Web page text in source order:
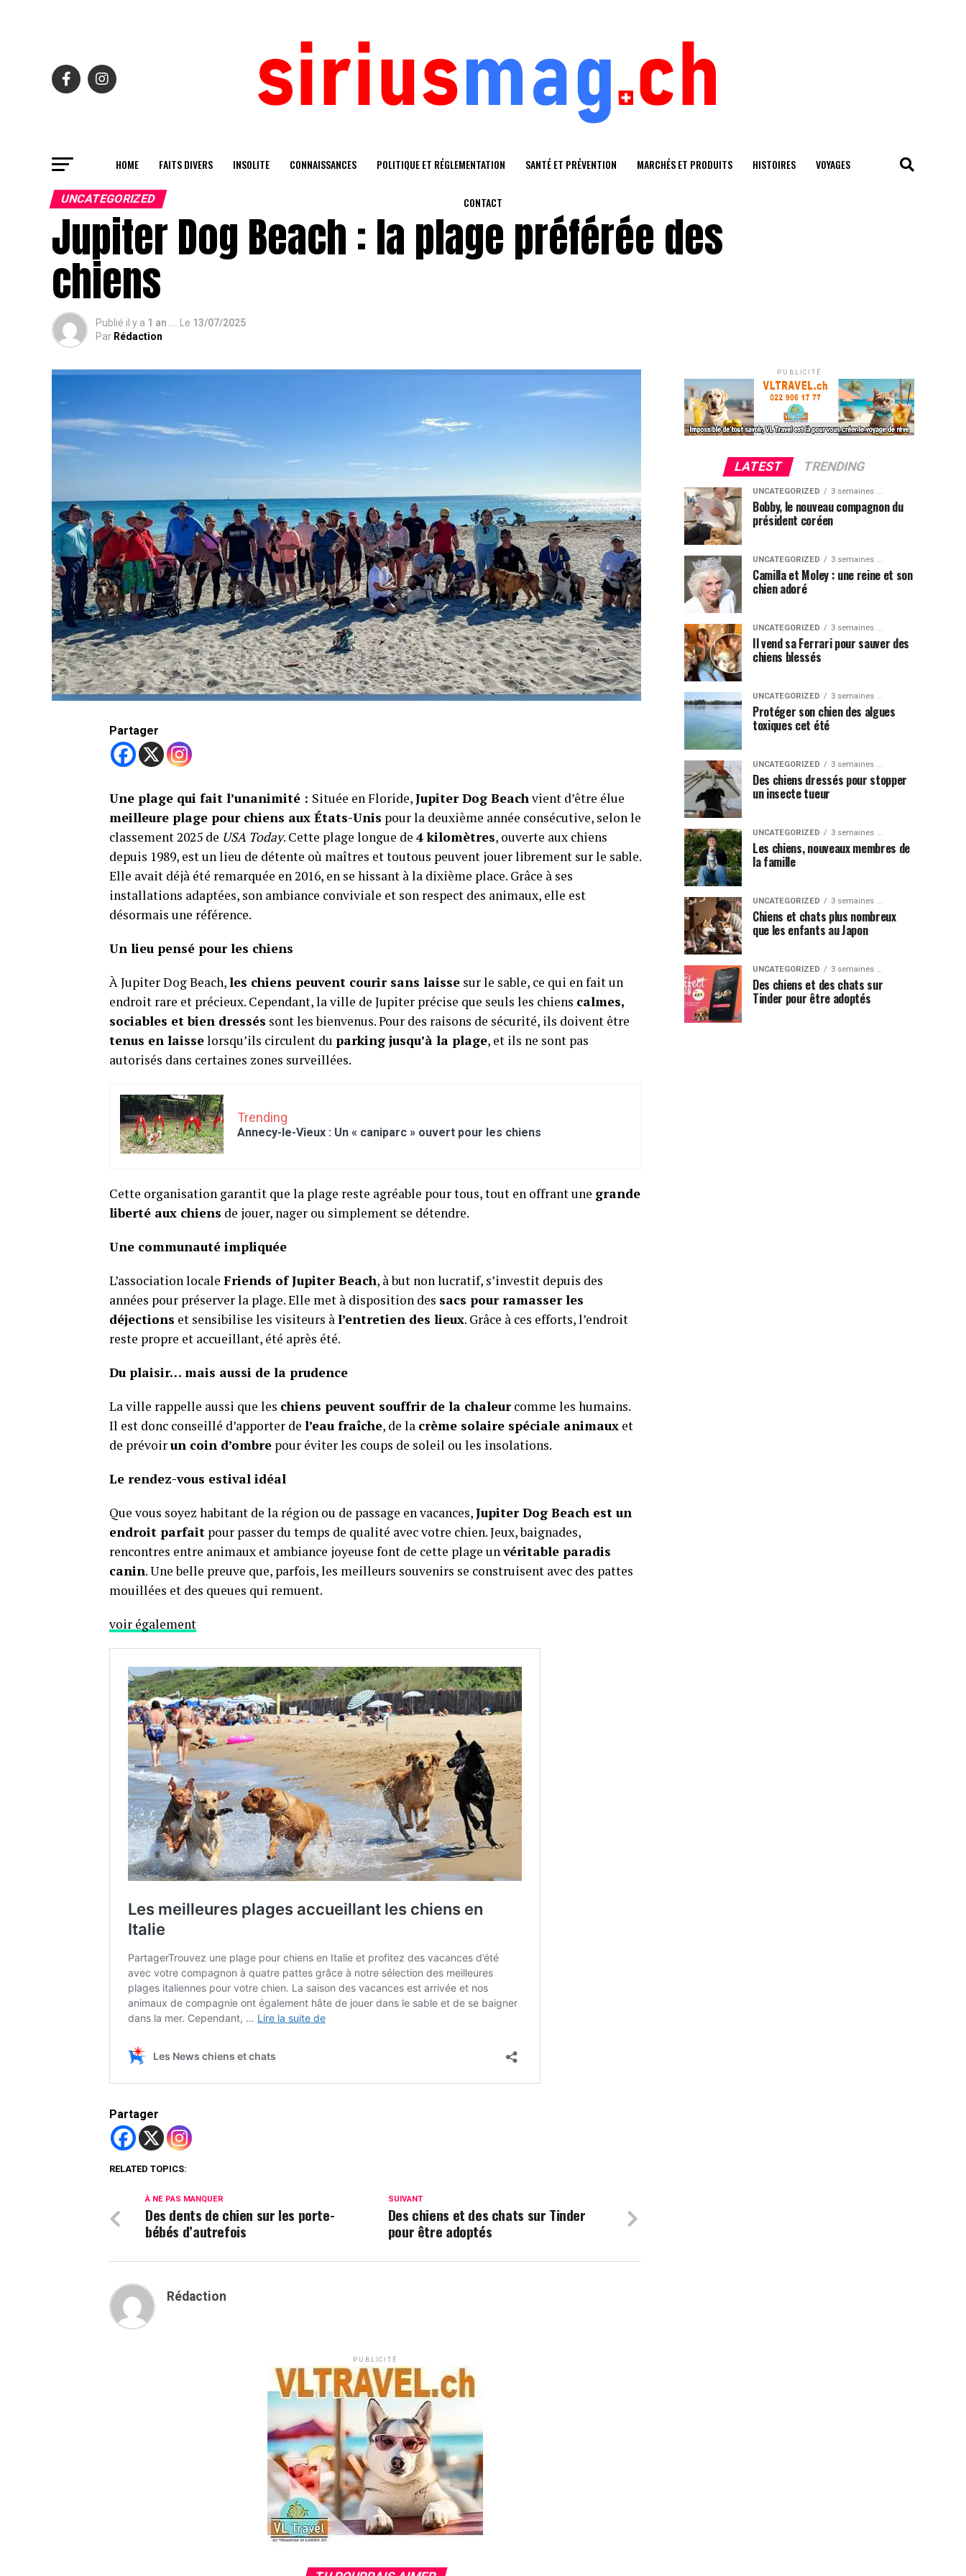
HOME FAITS DIVERS INSOLITE CONNAISSANCES POLITIQUE ET RÉGLEMENTATION SANTÉ ET PRÉVENTION MARCHÉS ET PRODUITS HISTOIRES VOYAGES
CONTACT
UNCATEGORIZED
Jupiter Dog Beach : la plage préférée des
chiens
Publié il y a 1 an ... Le 13/07/2025
Par Rédaction
Partager
Une plage qui fait l’unanimité : Située en Floride,Jupiter Dog Beachvient d’être élue
meilleure plage pour chiens aux États-Unis pour la deuxième année consécutive, selon le
classement 2025 de USA Today. Cette plage longue de 4 kilomètres, ouverte aux chiens
depuis 1989, est un lieu de détente où maîtres et toutous peuvent jouer librement sur le sable.
Elle avait déjà été remarquée en 2016, en se hissant à la dixième place. Grâce à ses
installations adaptées, son ambiance conviviale et son respect des animaux, elle est
désormais une référence.
Un lieu pensé pour les chiens
À Jupiter Dog Beach,les chiens peuvent courir sans laisse sur le sable, ce qui en fait un
endroit rare et précieux. Cependant, la ville de Jupiter précise que seuls les chiens calmes,
sociables et bien dressés sont les bienvenus. Pour des raisons de sécurité, ils doivent être
tenus en laisselorsqu’ils circulent du parking jusqu’à la plage, et ils ne sont pas
autorisés dans certaines zones surveillées.
Trending
Annecy-le-Vieux : Un « caniparc » ouvert pour les chiens
Cette organisation garantit que la plage reste agréable pour tous, tout en offrant une grande
liberté aux chiens de jouer, nager ou simplement se détendre.
Une communauté impliquée
L’association locale Friends of Jupiter Beach, à but non lucratif, s’investit depuis des
années pour préserver la plage. Elle met à disposition des sacs pour ramasser les
déjections et sensibilise les visiteurs à l’entretien des lieux. Grâce à ces efforts, l’endroit
reste propre et accueillant, été après été.
Du plaisir… mais aussi de la prudence
La ville rappelle aussi que les chiens peuvent souffrir de la chaleurcomme les humains.
Il est donc conseillé d’apporter de l’eau fraîche, de la crème solaire spéciale animaux et
de prévoirun coin d’ombre pour éviter les coups de soleil ou les insolations.
Le rendez-vous estival idéal
Que vous soyez habitant de la région ou de passage en vacances,Jupiter Dog Beach est un
endroit parfait pour passer du temps de qualité avec votre chien. Jeux, baignades,
rencontres entre animaux et ambiance joyeuse font de cette plage unvéritable paradis
canin. Une belle preuve que, parfois, les meilleurs souvenirs se construisent avec des pattes
mouillées et des queues qui remuent.
voir également
Partager
RELATED TOPICS:
SUIVANT
Des chiens et des chats sur Tinder
pour être adoptés
À NE PAS MANQUER
Des dents de chien sur les porte-
bébés d’autrefois
Rédaction
PUBLICITÉ
PUBLICITÉ
LATEST TRENDING
UNCATEGORIZED 3 semaines ...
Bobby, le nouveau compagnon du
président coréen
UNCATEGORIZED 3 semaines ...
Camilla et Moley : une reine et son
chien adoré
UNCATEGORIZED 3 semaines ...
Il vend sa Ferrari pour sauver des
chiens blessés
UNCATEGORIZED 3 semaines ...
Protéger son chien des algues
toxiques cet été
UNCATEGORIZED 3 semaines ...
Des chiens dressés pour stopper
un insecte tueur
UNCATEGORIZED 3 semaines ...
Les chiens, nouveaux membres de
la famille
UNCATEGORIZED 3 semaines ...
Chiens et chats plus nombreux
que les enfants au Japon
UNCATEGORIZED 3 semaines ...
Des chiens et des chats sur
Tinder pour être adoptés